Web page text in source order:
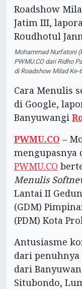
Mohammad Nurfatoni
PWMU.CO dari Ridho
di Roadshow Milad
Cara Menulis
di Google,
Banyuwangi
PWMU.CO –
mengupasnya
PWMU.CO
Menulis
Lantai II
(GDM)
(PDM) Kota
Antusiasme
dari penuhnya
dari
Situbondo,